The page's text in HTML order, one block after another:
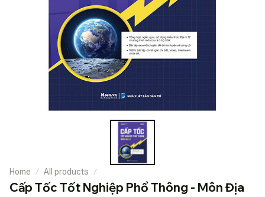
Home All products
Cấp Tốc Tốt Nghiệp Phổ Thông - Môn Địa